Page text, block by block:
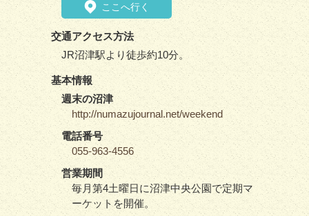
ここへ行く
交通アクセス方法
JR沼津駅より徒歩約10分。
基本情報
週末の沼津
http://numazujournal.net/weekend
電話番号
055-963-4556
営業期間
毎月第4土曜日に沼津中央公園で定期マ
ーケットを開催。